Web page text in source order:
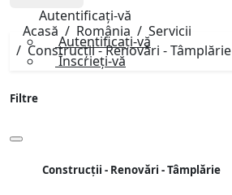
Autentificați-vă
Autentificați-vă
Înscrieți-vă
Acasă România
Servicii
Construcții - Renovări - Tâmplărie
Filtre
Construcții - Renovări - Tâmplărie